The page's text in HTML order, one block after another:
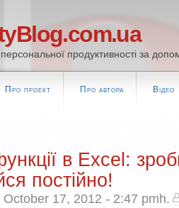
продуктивності за
Про проект Про автора Відео
в Excel:
постійно!
17, 2012 - 2:47 pmh.